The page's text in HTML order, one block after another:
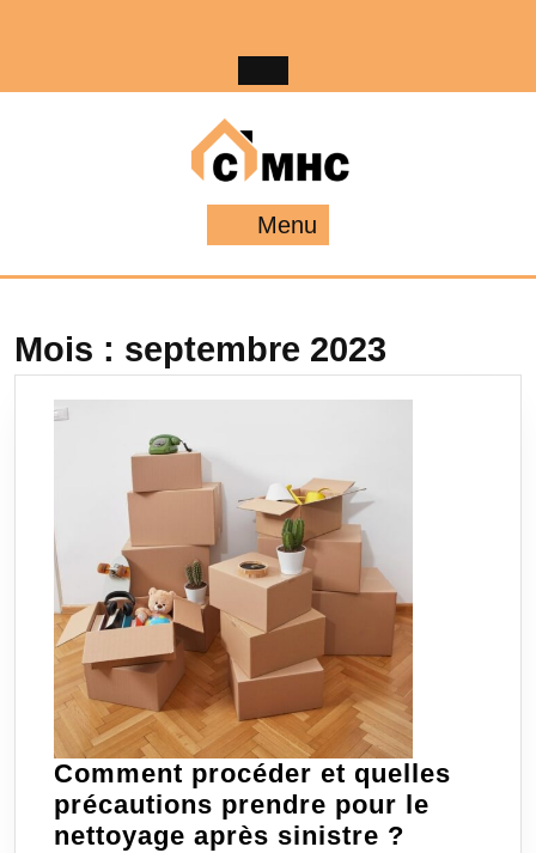
Menu
Mois : septembre 2023
Comment procéder et quelles
précautions prendre pour le
nettoyage après sinistre ?